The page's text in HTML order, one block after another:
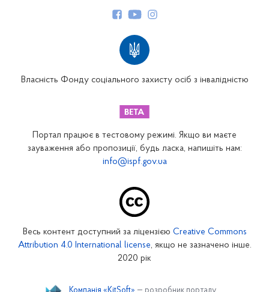
Закарпатське відділення
Запорізьке відділення
Кіровоградське відділення
Власність Фонду соціального захисту осіб з інвалідністю
Портал працює в тестовому режимі. Якщо ви маєте
зауваження або пропозиції, будь ласка, напишіть нам:
info@ispf.gov.ua
Весь контент доступний за ліцензією Creative Commons
Attribution 4.0 International license, якщо не зазначено інше.
2020 рік